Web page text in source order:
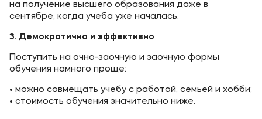
+7-968-593-08-28 - сотовый
Об образовательной организации
Банковские реквизиты
на получение высшего образования даже в
сентябре, когда учеба уже началась.
3. Демократично и эффективно
Поступить на очно-заочную и заочную формы
обучения намного проще:
• можно совмещать учебу с работой, семьей и хобби;
• стоимость обучения значительно ниже.